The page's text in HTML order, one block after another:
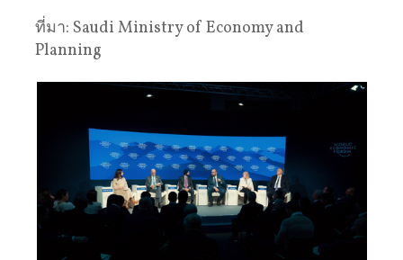
ที่มา: Saudi Ministry of Economy and
Planning